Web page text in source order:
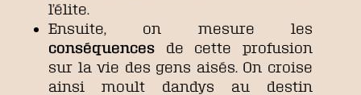
l’élite.
Ensuite, on mesure les
conséquences de cette profusion
sur la vie des gens aisés. On croise
ainsi moult dandys au destin